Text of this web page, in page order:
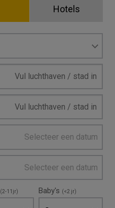
Hotels
Selecteer een datum
Selecteer een datum
(2-11jr) Baby's (<2 jr)